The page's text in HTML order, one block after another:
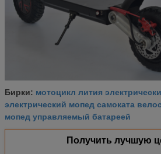
Бирки: мотоцикл лития
электрический мопед самоката
мопед управляемый батареей
Получить лучшую